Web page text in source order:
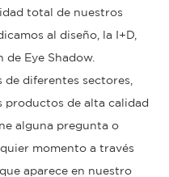
total de nuestros
al diseño, la I+D,
Eye Shadow.
de diferentes sectores,
productos de alta calidad
alguna pregunta o
momento a través
aparece en nuestro